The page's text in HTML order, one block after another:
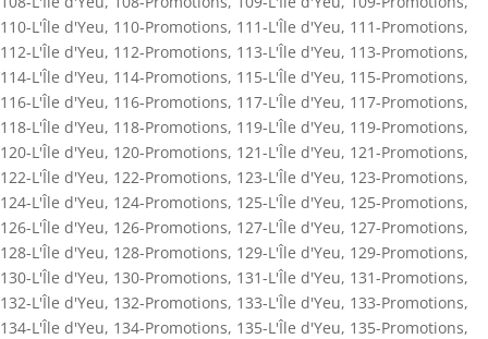
110-L'Île d'Yeu, 110-Promotions, 111-L'Île d'Yeu, 111-Promotions,
112-L'Île d'Yeu, 112-Promotions, 113-L'Île d'Yeu, 113-Promotions,
114-L'Île d'Yeu, 114-Promotions, 115-L'Île d'Yeu, 115-Promotions,
116-L'Île d'Yeu, 116-Promotions, 117-L'Île d'Yeu, 117-Promotions,
118-L'Île d'Yeu, 118-Promotions, 119-L'Île d'Yeu, 119-Promotions,
120-L'Île d'Yeu, 120-Promotions, 121-L'Île d'Yeu, 121-Promotions,
122-L'Île d'Yeu, 122-Promotions, 123-L'Île d'Yeu, 123-Promotions,
124-L'Île d'Yeu, 124-Promotions, 125-L'Île d'Yeu, 125-Promotions,
126-L'Île d'Yeu, 126-Promotions, 127-L'Île d'Yeu, 127-Promotions,
128-L'Île d'Yeu, 128-Promotions, 129-L'Île d'Yeu, 129-Promotions,
130-L'Île d'Yeu, 130-Promotions, 131-L'Île d'Yeu, 131-Promotions,
132-L'Île d'Yeu, 132-Promotions, 133-L'Île d'Yeu, 133-Promotions,
134-L'Île d'Yeu, 134-Promotions, 135-L'Île d'Yeu, 135-Promotions,